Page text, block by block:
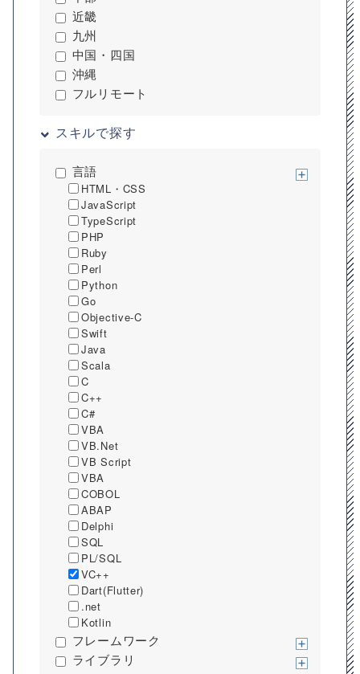
近畿
九州
中国・四国
沖縄
フルリモート
スキルで探す
言語
HTML・CSS
JavaScript
TypeScript
PHP
Ruby
Perl
Python
Go
Objective-C
Swift
Java
Scala
C
C++
C#
VBA
VB.Net
VB Script
VBA
COBOL
ABAP
Delphi
SQL
PL/SQL
VC++
Dart(Flutter)
.net
Kotlin
フレームワーク
ライブラリ